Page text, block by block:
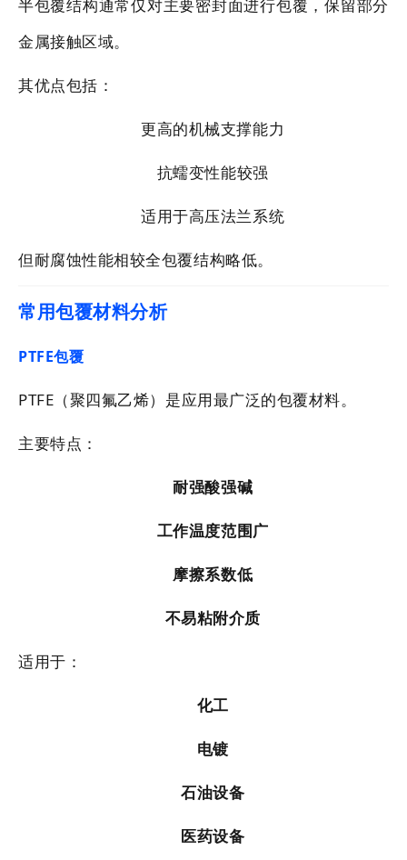
半包覆结构通常仅对主要密封面进行包覆，保留部分
金属接触区域。
其优点包括：
更高的机械支撑能力
抗蠕变性能较强
适用于高压法兰系统
但耐腐蚀性能相较全包覆结构略低。
常用包覆材料分析
PTFE包覆
PTFE（聚四氟乙烯）是应用最广泛的包覆材料。
主要特点：
耐强酸强碱
工作温度范围广
摩擦系数低
不易粘附介质
适用于：
化工
电镀
石油设备
医药设备